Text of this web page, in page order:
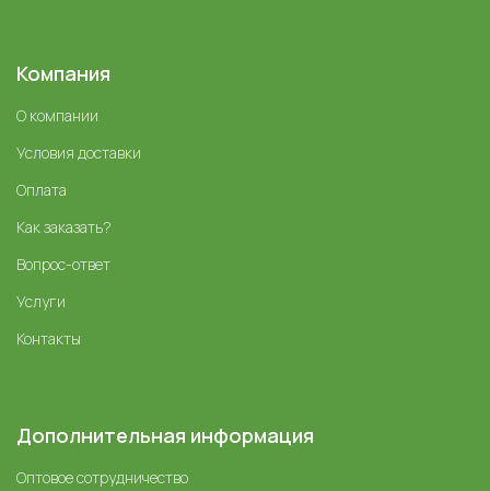
Компания
О компании
Условия доставки
Оплата
Как заказать?
Вопрос-ответ
Услуги
Контакты
Дополнительная информация
Оптовое сотрудничество